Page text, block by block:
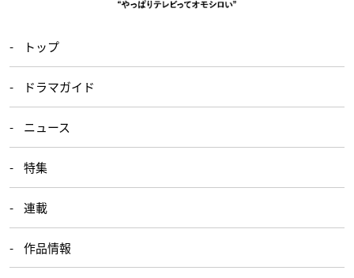
トップ
ドラマガイド
ニュース
特集
連載
作品情報